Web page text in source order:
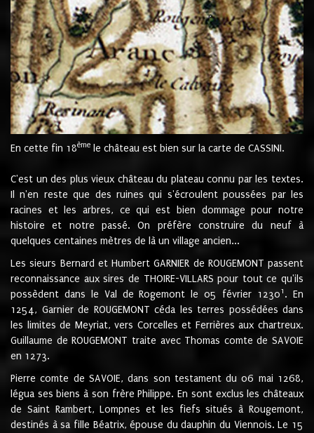
En cette fin 18ème le château est bien sur la carte de CASSINI.
C'est un des plus vieux château du plateau connu par les textes.
Il n'en reste que des ruines qui s'écroulent poussées par les
racines et les arbres, ce qui est bien dommage pour notre
histoire et notre passé. On préfère construire du neuf à
quelques centaines mètres de là un village ancien...
Les sieurs Bernard et Humbert GARNIER de ROUGEMONT passent
reconnaissance aux sires de THOIRE-VILLARS pour tout ce qu'ils
possèdent dans le Val de Rogemont le 05 février 12301 . En
1254, Garnier de ROUGEMONT céda les terres possédées dans
les limites de Meyriat, vers Corcelles et Ferrières aux chartreux.
Guillaume de ROUGEMONT traite avec Thomas comte de SAVOIE
en 1273.
Pierre comte de SAVOIE, dans son testament du 06 mai 1268,
légua ses biens à son frère Philippe. En sont exclus les châteaux
de Saint Rambert, Lompnes et les fiefs situés à Rougemont,
destinés à sa fille Béatrix, épouse du dauphin du Viennois. Le 15